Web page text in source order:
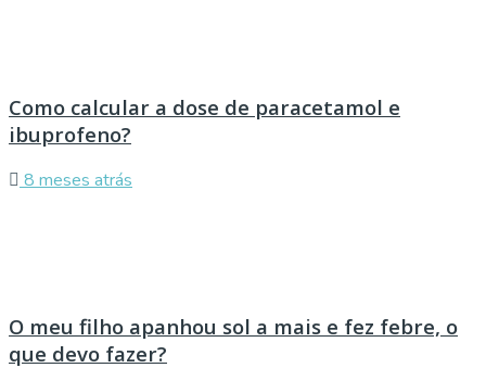
Como calcular a dose de paracetamol e
ibuprofeno?
8 meses atrás
O meu filho apanhou sol a mais e fez febre, o
que devo fazer?